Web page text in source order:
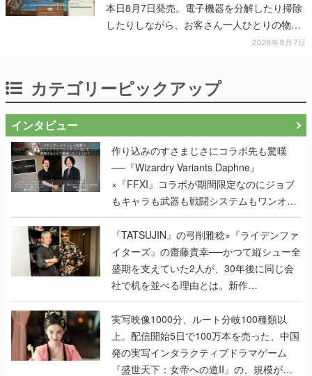
本日8月7日発売。電子機器を分解したり掃除
したりしながら、お客さん一人ひとりの物語
2026年8月7日
カテゴリーピックアップ
インタビュー
作り込みのすさまじさにコラボ先も驚嘆
──『Wizardry Variants Daphne』
×『FFXI』コラボが期間限定なのにジョブ
もキャラも武器も戦闘システムもワンオフ
で作り込まれた理由を両ディレクターに聞
く
『TATSUJIN』の弓削雅稔×『ライデンファ
イターズ』の齋藤貴幸──かつて縦シュー全
盛期を支えていた2人が、30年後に同じ会
社で机を並べる理由とは。新作
『TATSUJIN EXTREME』で初タッグを組
んだレジェンド2人に訊く開発秘話
実写映像1000分、ルート分岐100種類以
上。配信開始5日で100万本を売った、中国
発の実写インタラクティブドラマゲーム
『盛世天下：女帝への道II』の、規模が違